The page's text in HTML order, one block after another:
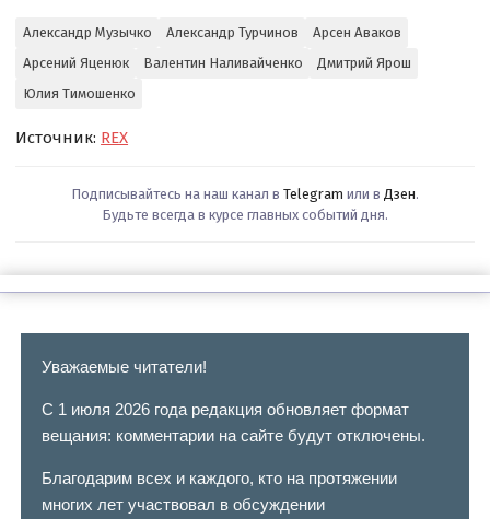
Александр Музычко Александр Турчинов
Арсен Аваков
Арсений Яценюк
Валентин Наливайченко
Дмитрий Ярош
Юлия Тимошенко
Источник: REX
Подписывайтесь на наш канал в Telegram или в Дзен.
Будьте всегда в курсе главных событий дня.
Уважаемые читатели!
С 1 июля 2026 года редакция обновляет формат
вещания: комментарии на сайте будут отключены.
Благодарим всех и каждого, кто на протяжении
многих лет участвовал в обсуждении